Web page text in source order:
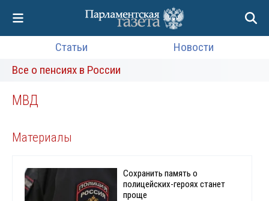
Статьи
Новости
Все о пенсиях в России
МВД
Материалы
Сохранить память о
полицейских-героях станет
проще